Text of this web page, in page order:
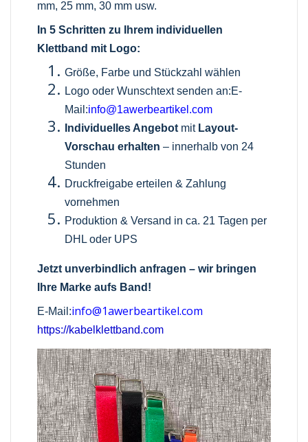
mm, 25 mm, 30 mm usw.
In 5 Schritten zu Ihrem individuellen
Klettband mit Logo:
Größe, Farbe und Stückzahl wählen
Logo oder Wunschtext senden an:E-
Mail:info@1awerbeartikel.com
Individuelles Angebot mit Layout-
Vorschau erhalten – innerhalb von 24
Stunden
Druckfreigabe erteilen & Zahlung
vornehmen
Produktion & Versand in ca. 21 Tagen per
DHL oder UPS
Jetzt unverbindlich anfragen – wir bringen
Ihre Marke aufs Band!
E-Mail:info@1awerbeartikel.com
https://kabelklettband.com